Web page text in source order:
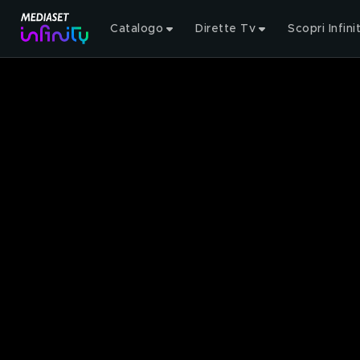
Catalogo Dirette Tv Scopri